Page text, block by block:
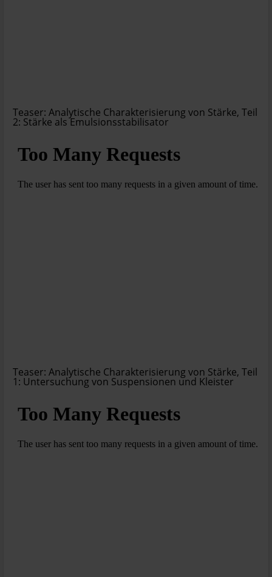
Teaser: Analytische Charakterisierung von Stärke, Teil
2: Stärke als Emulsionsstabilisator
Teaser: Analytische Charakterisierung von Stärke, Teil
1: Untersuchung von Suspensionen und Kleister